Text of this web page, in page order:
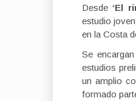
Desde ‘El
estudio
en la Costa
Se
estudios
un amplio
formado